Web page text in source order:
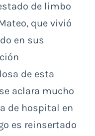
de limbo
que vivió
en sus
de esta
aclara mucho
de hospital en
es reinsertado